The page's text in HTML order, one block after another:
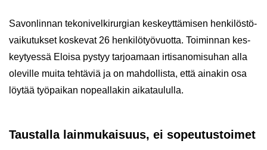
Sa­von­lin­nan te­ko­ni­vel­ki­rur­gian kes­keyt­tä­mi­sen hen­ki­lös­tö­
vai­ku­tuk­set kos­ke­vat 26 hen­ki­lö­työ­vuot­ta. Toi­min­nan kes­
key­tyes­sä Eloi­sa pys­tyy tar­joa­maan ir­ti­sa­no­mi­su­han alla
ole­vil­le muita teh­tä­viä ja on mah­dol­lis­ta, että ai­na­kin osa
löy­tää työ­pai­kan no­peal­la­kin ai­ka­tau­lul­la.
Taus­tal­la lain­mu­kai­suus, ei so­peu­tus­toi­met